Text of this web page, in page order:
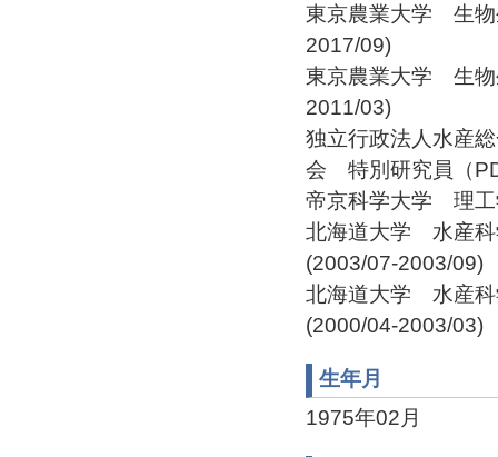
東京農業大学 生
2017/09)
東京農業大学 生
2011/03)
独立行政法人水産
会 特別研究員（
帝京科学大学 理
北海道大学 水産
(2003/07-2003/09)
北海道大学 水産
(2000/04-2003/03)
生年月
1975年02月